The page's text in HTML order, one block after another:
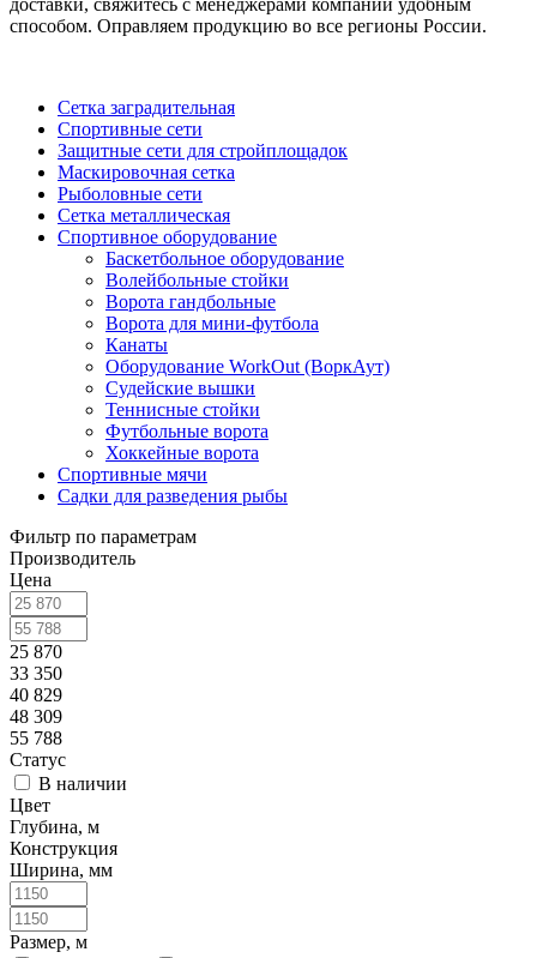
способом. Оправляем продукцию во все регионы России.
Сетка заградительная
Спортивные сети
Защитные сети для стройплощадок
Маскировочная сетка
Рыболовные сети
Сетка металлическая
Спортивное оборудование
Баскетбольное оборудование
Волейбольные стойки
Ворота гандбольные
Ворота для мини-футбола
Канаты
Оборудование WorkOut (ВоркАут)
Судейские вышки
Теннисные стойки
Футбольные ворота
Хоккейные ворота
Спортивные мячи
Садки для разведения рыбы
Фильтр по параметрам
Производитель
Цена
25 870
33 350
40 829
48 309
55 788
Статус
В наличии
Цвет
Глубина, м
Конструкция
Ширина, мм
Размер, м